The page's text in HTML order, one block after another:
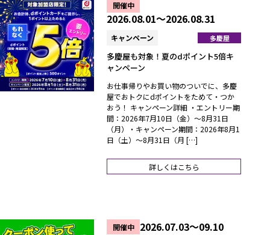
開催中
2026.08.01～2026.08.31
キャンペーン 多慶屋
多慶屋も対象！夏のdポイント5倍キ
ャンペーン
お仕事帰りやお買い物のついでに、多慶
屋でおトクにdポイントをためて・つか
おう！ キャンペーン詳細 ・エントリー期
間：2026年7月10日（金）～8月31日
（月）・キャンペーン期間：2026年8月1
日（土）～8月31日（月 […]
詳しくはこちら
開催中 2026.07.03～09.10